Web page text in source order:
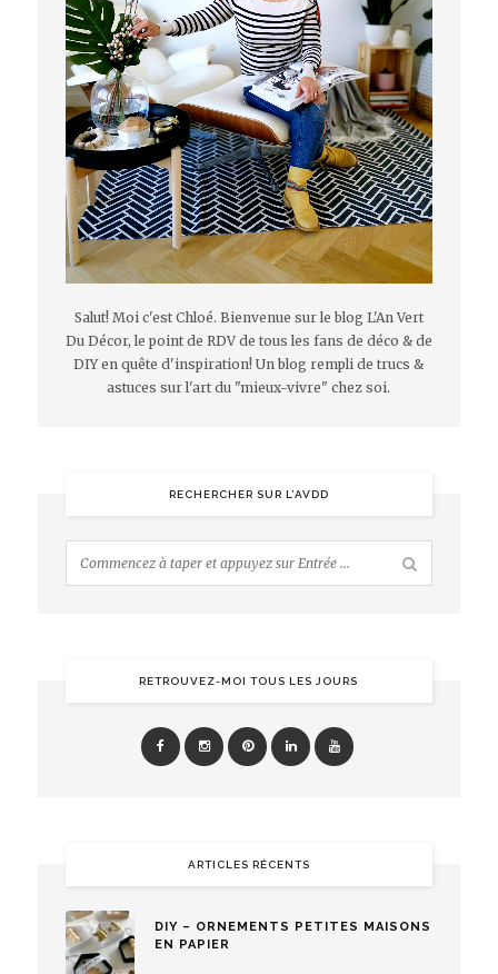
Salut! Moi c'est Chloé. Bienvenue sur le blog L'An Vert
Du Décor, le point de RDV de tous les fans de déco & de
DIY en quête d'inspiration! Un blog rempli de trucs &
astuces sur l'art du "mieux-vivre" chez soi.
RECHERCHER SUR L’AVDD
RETROUVEZ-MOI TOUS LES JOURS
ARTICLES RÉCENTS
DIY – ORNEMENTS PETITES MAISONS
EN PAPIER